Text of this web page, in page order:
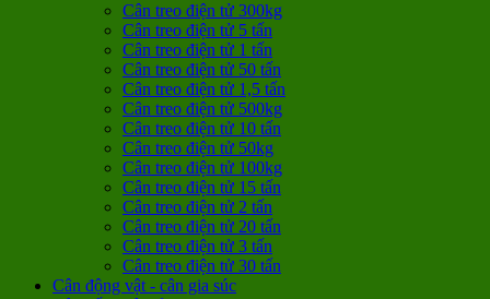
Cân treo điện tử 300kg
Cân treo điện tử 5 tấn
Cân treo điện tử 1 tấn
Cân treo điện tử 50 tấn
Cân treo điện tử 1,5 tấn
Cân treo điện tử 500kg
Cân treo điện tử 10 tấn
Cân treo điện tử 50kg
Cân treo điện tử 100kg
Cân treo điện tử 15 tấn
Cân treo điện tử 2 tấn
Cân treo điện tử 20 tấn
Cân treo điện tử 3 tấn
Cân treo điện tử 30 tấn
Cân động vật - cân gia súc